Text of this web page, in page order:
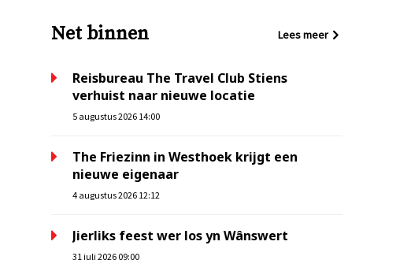
Net binnen Lees meer
Reisbureau The Travel Club Stiens
verhuist naar nieuwe locatie
5 augustus 2026 14:00
The Friezinn in Westhoek krijgt een
nieuwe eigenaar
4 augustus 2026 12:12
Jierliks feest wer los yn Wânswert
31 juli 2026 09:00